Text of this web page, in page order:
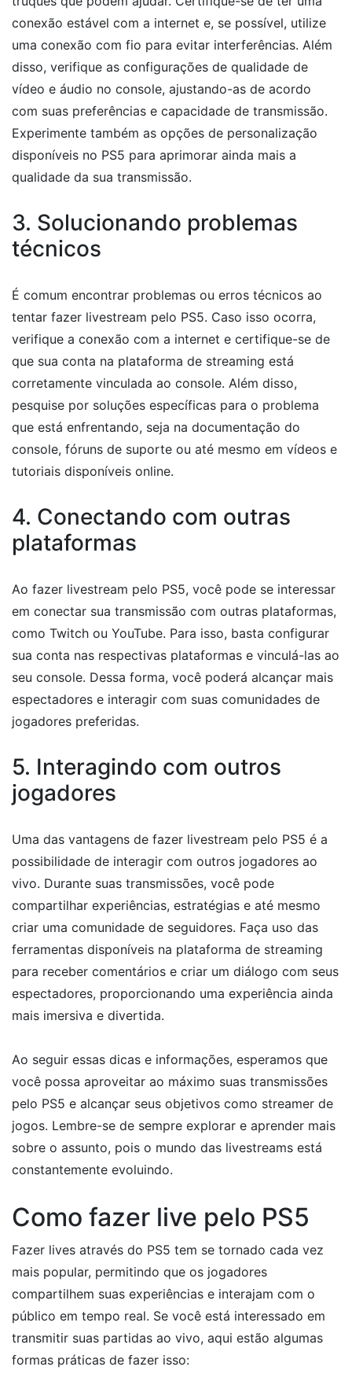
conexão estável com a internet e, se possível, utilize
uma conexão com fio para evitar interferências. Além
disso, verifique as configurações de qualidade de
vídeo e áudio no console, ajustando-as de acordo
com suas preferências e capacidade de transmissão.
Experimente também as opções de personalização
disponíveis no PS5 para aprimorar ainda mais a
qualidade da sua transmissão.
3. Solucionando problemas
técnicos
É comum encontrar problemas ou erros técnicos ao
tentar fazer livestream pelo PS5. Caso isso ocorra,
verifique a conexão com a internet e certifique-se de
que sua conta na plataforma de streaming está
corretamente vinculada ao console. Além disso,
pesquise por soluções específicas para o problema
que está enfrentando, seja na documentação do
console, fóruns de suporte ou até mesmo em vídeos e
tutoriais disponíveis online.
4. Conectando com outras
plataformas
Ao fazer livestream pelo PS5, você pode se interessar
em conectar sua transmissão com outras plataformas,
como Twitch ou YouTube. Para isso, basta configurar
sua conta nas respectivas plataformas e vinculá-las ao
seu console. Dessa forma, você poderá alcançar mais
espectadores e interagir com suas comunidades de
jogadores preferidas.
5. Interagindo com outros
jogadores
Uma das vantagens de fazer livestream pelo PS5 é a
possibilidade de interagir com outros jogadores ao
vivo. Durante suas transmissões, você pode
compartilhar experiências, estratégias e até mesmo
criar uma comunidade de seguidores. Faça uso das
ferramentas disponíveis na plataforma de streaming
para receber comentários e criar um diálogo com seus
espectadores, proporcionando uma experiência ainda
mais imersiva e divertida.
Ao seguir essas dicas e informações, esperamos que
você possa aproveitar ao máximo suas transmissões
pelo PS5 e alcançar seus objetivos como streamer de
jogos. Lembre-se de sempre explorar e aprender mais
sobre o assunto, pois o mundo das livestreams está
constantemente evoluindo.
Como fazer live pelo PS5
Fazer lives através do PS5 tem se tornado cada vez
mais popular, permitindo que os jogadores
compartilhem suas experiências e interajam com o
público em tempo real. Se você está interessado em
transmitir suas partidas ao vivo, aqui estão algumas
formas práticas de fazer isso: